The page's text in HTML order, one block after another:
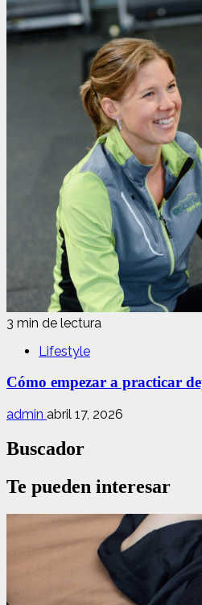
3 min de lectura
Lifestyle
Cómo empezar a practicar
admin abril 17, 2026
Buscador
Te pueden interesar